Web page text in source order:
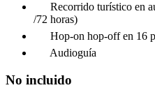
Recorrido turístico en
/72 horas)
Hop-on hop-off en 16
Audioguía
No incluido